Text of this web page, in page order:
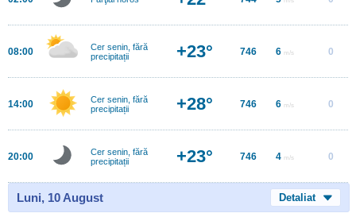
08:00
Cer senin, fără
precipitații
+23° 746 6 m/s 0
14:00
Cer senin, fără
precipitații
+28° 746 6 m/s 0
20:00
Cer senin, fără
precipitații
+23° 746 4 m/s 0
Luni, 10 August Detaliat